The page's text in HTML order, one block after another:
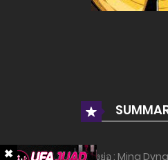
เรื่องย่อ : Ming